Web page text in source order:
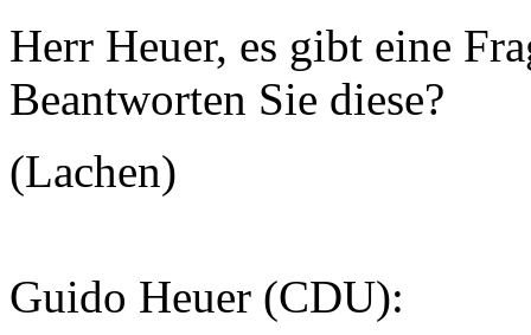
Herr Heuer, es gibt eine
Beantworten Sie diese?
(Lachen)
Guido Heuer (CDU):